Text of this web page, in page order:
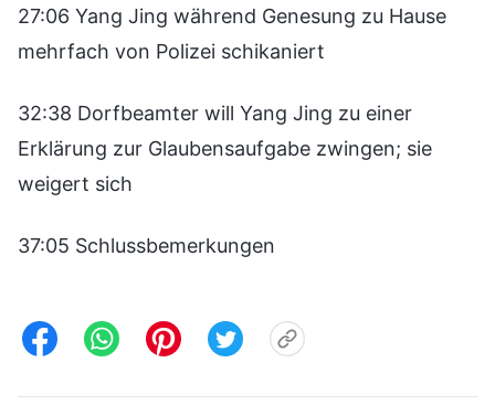
27:06 Yang Jing während Genesung zu Hause
mehrfach von Polizei schikaniert
32:38 Dorfbeamter will Yang Jing zu einer
Erklärung zur Glaubensaufgabe zwingen; sie
weigert sich
37:05 Schlussbemerkungen